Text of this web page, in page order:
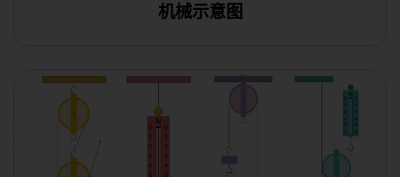
在线编辑
机械示意图